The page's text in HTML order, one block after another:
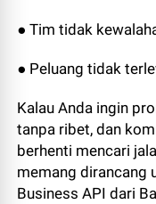
● Tim tidak
● Peluang tidak
Kalau Anda ingin
tanpa ribet, dan
berhenti mencari
memang dirancang
Business API dari